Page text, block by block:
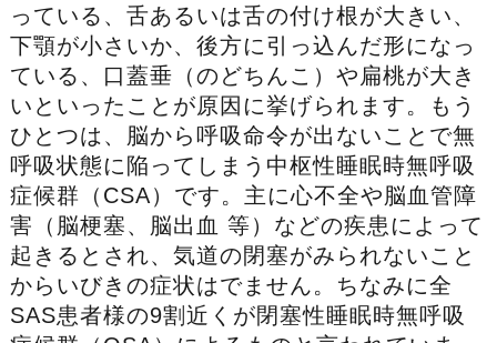
っている、舌あるいは舌の付け根が大きい、
下顎が小さいか、後方に引っ込んだ形になっ
ている、口蓋垂（のどちんこ）や扁桃が大き
いといったことが原因に挙げられます。もう
ひとつは、脳から呼吸命令が出ないことで無
呼吸状態に陥ってしまう中枢性睡眠時無呼吸
症候群（CSA）です。主に心不全や脳血管障
害（脳梗塞、脳出血 等）などの疾患によって
起きるとされ、気道の閉塞がみられないこと
からいびきの症状はでません。ちなみに全
SAS患者様の9割近くが閉塞性睡眠時無呼吸